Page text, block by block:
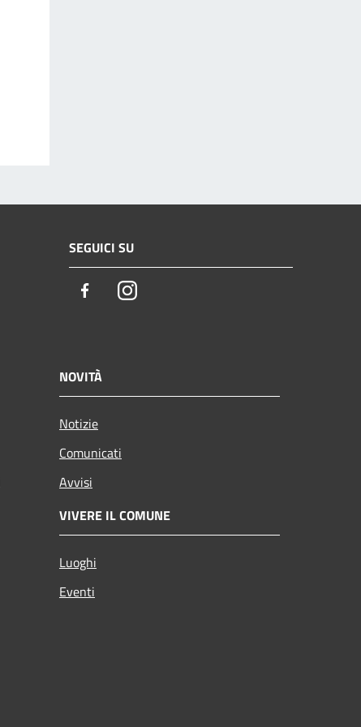
SEGUICI SU
FacebookInstagram
NOVITÀ
Notizie
Comunicati
Avvisi
VIVERE IL COMUNE
Luoghi
Eventi